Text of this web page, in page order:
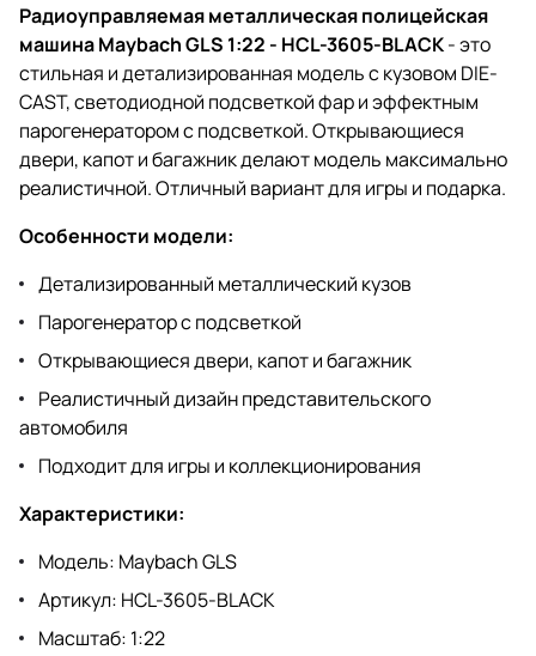
Радиоуправляемая металлическая полицейская
машина Maybach GLS 1:22 - HCL-3605-BLACK- это
стильная и детализированная модель с кузовом DIE-
CAST, светодиодной подсветкой фар и эффектным
парогенератором с подсветкой. Открывающиеся
двери, капот и багажник делают модель максимально
реалистичной. Отличный вариант для игры и подарка.
Особенности модели:
Детализированный металлический кузов
Парогенератор с подсветкой
Открывающиеся двери, капот и багажник
Реалистичный дизайн представительского
автомобиля
Подходит для игры и коллекционирования
Характеристики:
Модель: Maybach GLS
Артикул: HCL-3605-BLACK
Масштаб: 1:22